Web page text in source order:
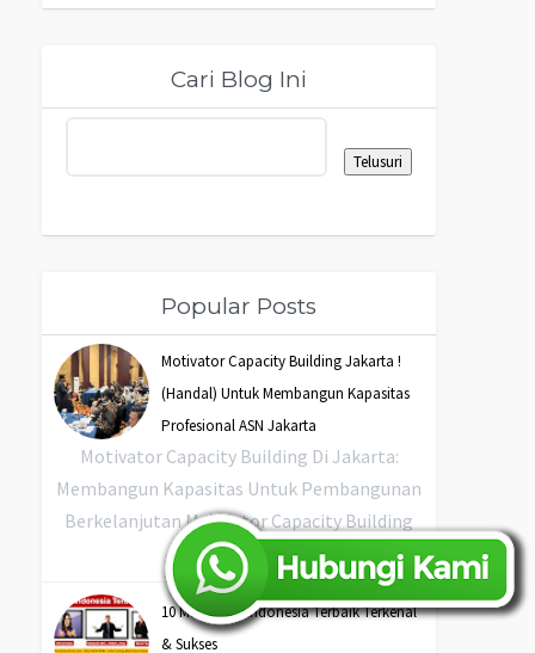
Cari Blog Ini
Popular Posts
Motivator Capacity Building Jakarta !
(Handal) Untuk Membangun Kapasitas
Profesional ASN Jakarta
Motivator Capacity Building Di Jakarta:
Membangun Kapasitas Untuk Pembangunan
Berkelanjutan Motivator Capacity Building
Jakarta ...
10 Motivator Indonesia Terbaik Terkenal
& Sukses